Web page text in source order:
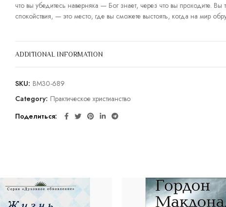
что вы убедитесь наверняка — Бог знает, через что вы проходите. Вы
спокойствия, — это место, где вы сможете выстоять, когда на мир
ADDITIONAL INFORMATION
SKU: BM30-689
Category: Практическое христианство
Поделиться